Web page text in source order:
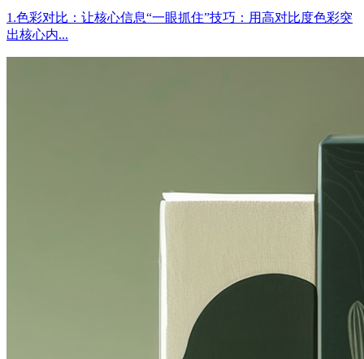
1.色彩对比：让核心信息“一眼抓住”技巧：用高对比度色彩突
出核心内...